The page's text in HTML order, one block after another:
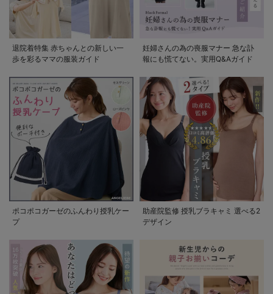
退院着特集 赤ちゃんとの新しい一
歩を彩るママの服装ガイド
妊婦さんの為の喪服マナー 急な訃
報にも慌てない。実用Q&Aガイド
ポコポコガーゼのふんわり授乳ケー
プ
助産院監修 授乳ブラキャミ 選べる2
デザイン